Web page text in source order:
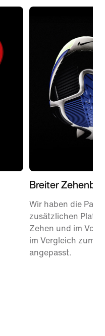
Breiter
Wir haben die
zusätzlichen Platz
Zehen und im
im Vergleich zum
angepasst.